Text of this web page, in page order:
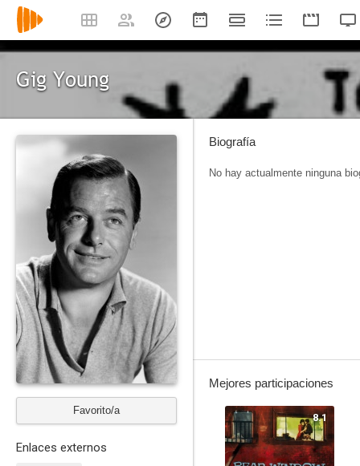
Gig Young
Favorito/a
Enlaces externos
Biografía
No hay actualmente ninguna
Mejores participaciones
8.1